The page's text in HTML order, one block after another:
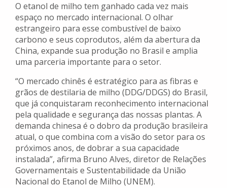
O etanol de milho tem ganhado cada vez mais
espaço no mercado internacional. O olhar
estrangeiro para esse combustível de baixo
carbono e seus coprodutos, além da abertura da
China, expande sua produção no Brasil e amplia
uma parceria importante para o setor.
“O mercado chinês é estratégico para as fibras e
grãos de destilaria de milho (DDG/DDGS) do Brasil,
que já conquistaram reconhecimento internacional
pela qualidade e segurança das nossas plantas. A
demanda chinesa é o dobro da produção brasileira
atual, o que combina com a visão do setor para os
próximos anos, de dobrar a sua capacidade
instalada”, afirma Bruno Alves, diretor de Relações
Governamentais e Sustentabilidade da União
Nacional do Etanol de Milho (UNEM).